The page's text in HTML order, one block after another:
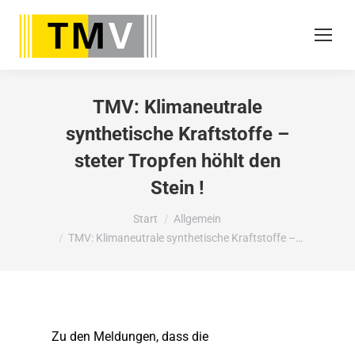
TMV: Klimaneutrale
synthetische Kraftstoffe –
steter Tropfen höhlt den
Stein !
Sie befinden sich hier:
Start
Allgemein
TMV: Klimaneutrale synthetische Kraftstoffe –…
Zu den Meldungen, dass die